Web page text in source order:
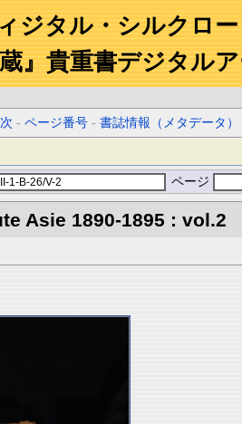
ジタル・シルクロ
』貴重書デジタル
-ページ番号 -書誌情報（メタデータ）
ページ
Asie 1890-1895 : vol.2